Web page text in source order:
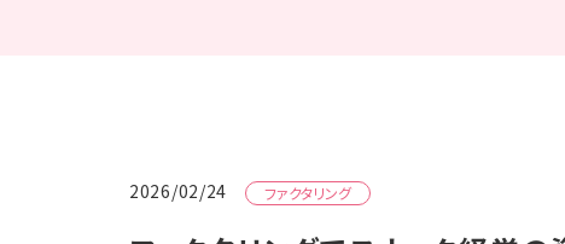
2026/02/24 ファクタリング